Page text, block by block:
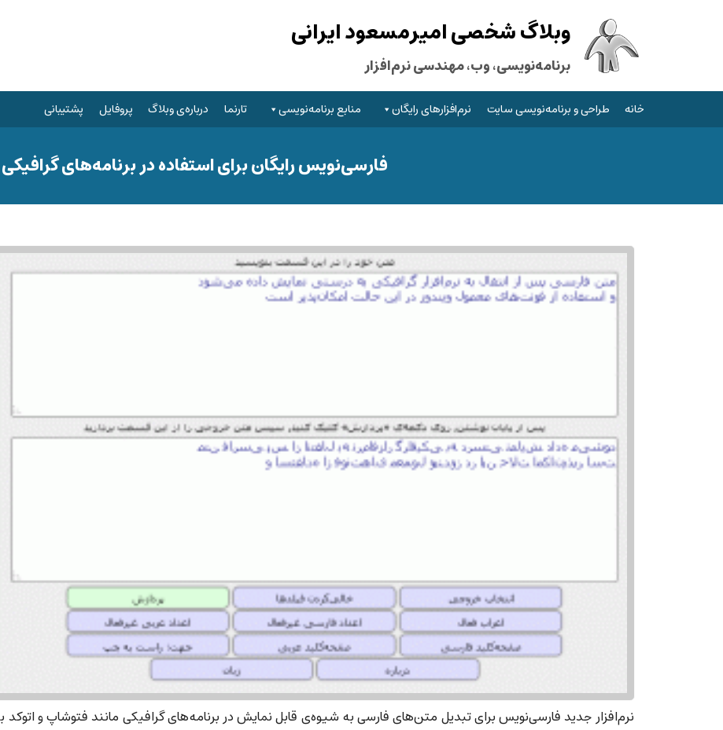
وبلاگ شخصی امیرمسعود ایرانی
برنامه‌نویسی، وب، مهندسی نرم‌افزار
خانه طراحی و برنامه‌نویسی سایت نرم‌افزارهای رایگان منابع برنامه‌نویسی تارنما درباره‌ی وبلاگ پروفایل پشتیبانی
فارسی‌نویس رایگان برای استفاده در برنامه‌های گرافیکی
نرم‌افزار جدید فارسی‌نویس برای تبدیل متن‌های فارسی به شیوه‌ی قابل نمایش در برنامه‌های گرافیکی مانند فتوشاپ و اتوکد